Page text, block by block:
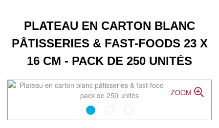
PLATEAU EN CARTON BLANC
PÂTISSERIES & FAST-FOODS 23 X
16 CM - PACK DE 250 UNITÉS
ZOOM